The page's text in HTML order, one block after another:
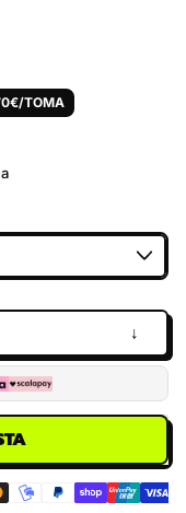
TOMA
↓